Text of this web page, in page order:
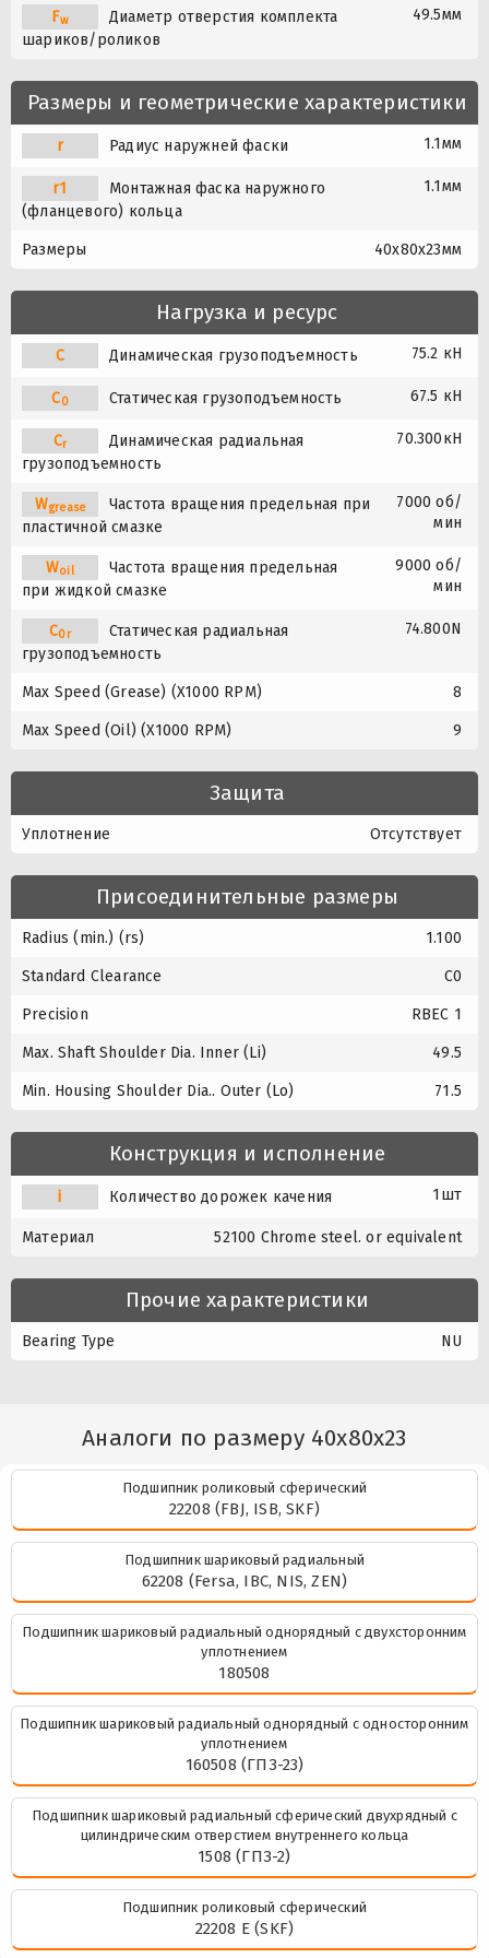
Fw
Диаметр отверстия комплекта
шариков/роликов
49.5мм
Размеры и геометрические характеристики
r Радиус наружней фаски 1.1мм
r1
Монтажная фаска наружного
(фланцевого) кольца
1.1мм
Размеры 40x80x23мм
Нагрузка и ресурс
C Динамическая грузоподъемность 75.2 кН
C0 Статическая грузоподъемность 67.5 кН
Cr
Динамическая радиальная
грузоподъемность
70.300кН
Wgrease
Частота вращения предельная при
пластичной смазке
7000 об/
мин
Woil
Частота вращения предельная
при жидкой смазке
9000 об/
мин
C0r
Статическая радиальная
грузоподъемность
74.800N
Max Speed (Grease) (X1000 RPM) 8
Max Speed (Oil) (X1000 RPM) 9
Защита
Уплотнение Отсутствует
Присоединительные размеры
Radius (min.) (rs) 1.100
Standard Clearance C0
Precision RBEC 1
Max. Shaft Shoulder Dia. Inner (Li) 49.5
Min. Housing Shoulder Dia.. Outer (Lo) 71.5
Конструкция и исполнение
i Количество дорожек качения 1шт
Материал 52100 Chrome steel. or equivalent
Прочие характеристики
Bearing Type NU
Аналоги по размеру 40x80x23
Подшипник роликовый сферический
22208 (FBJ, ISB, SKF)
Подшипник шариковый радиальный
62208 (Fersa, IBC, NIS, ZEN)
Подшипник шариковый радиальный однорядный с двухсторонним
уплотнением
180508
Подшипник шариковый радиальный однорядный с односторонним
уплотнением
160508 (ГПЗ-23)
Подшипник шариковый радиальный сферический двухрядный с
цилиндрическим отверстием внутреннего кольца
1508 (ГПЗ-2)
Подшипник роликовый сферический
22208 E (SKF)